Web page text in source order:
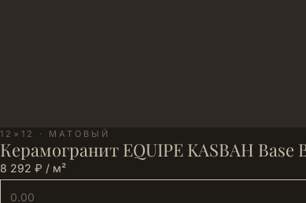
12×12 · МАТОВЫЙ
Керамогранит EQUIPE KASBAH Base
8 292 ₽ / м²